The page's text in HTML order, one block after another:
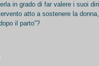
in grado di far valere i suoi
atto a sostenere la
il parto”?